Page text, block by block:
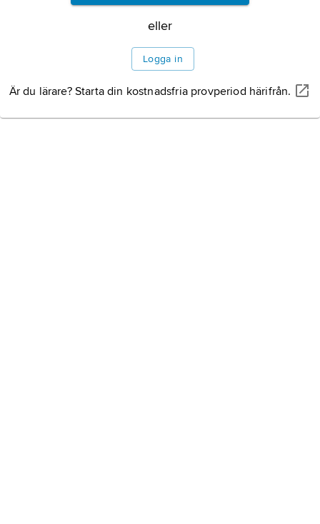
Information om artikeln
eller
Logga in
Är du lärare? Starta din kostnadsfria provperiod härifrån.